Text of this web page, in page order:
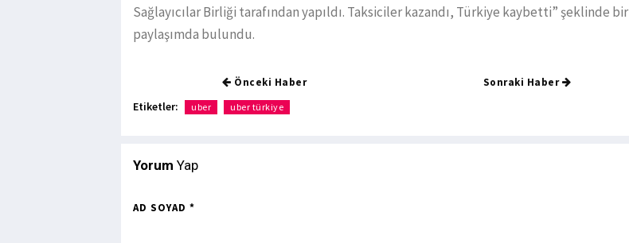
Sağlayıcılar Birliği tarafından yapıldı. Taksiciler kazandı, Türkiye kaybetti” şeklinde bir
paylaşımda bulundu.
Önceki Haber Sonraki Haber
Etiketler: uber uber türkiye
Yorum Yap
AD SOYAD *